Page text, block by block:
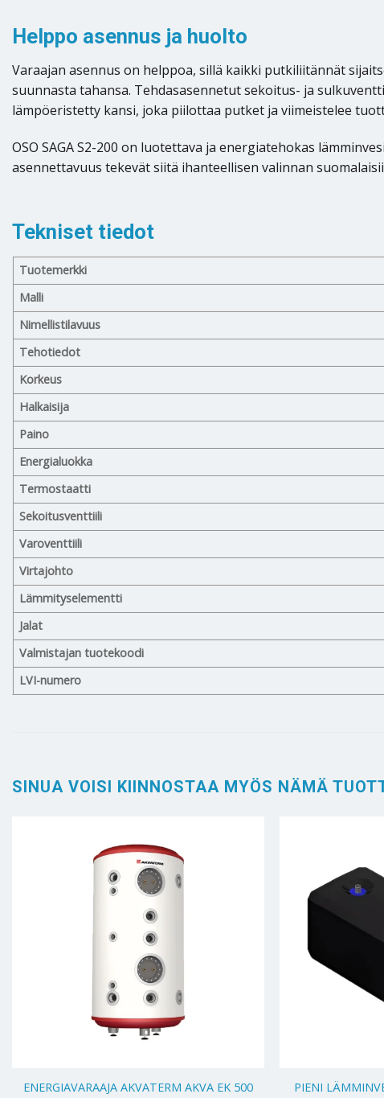
Helppo asennus ja huolto
Varaajan asennus on helppoa, sillä kaikki putkiliitännät
suunnasta tahansa. Tehdasasennetut sekoitus- ja
lämpöeristetty kansi, joka piilottaa putket ja viimeistelee
OSO SAGA S2-200 on luotettava ja energiatehokas
asennettavuus tekevät siitä ihanteellisen valinnan
Tekniset tiedot
Tuotemerkki
Malli
Nimellistilavuus
Tehotiedot
Korkeus
Halkaisija
Paino
Energialuokka
Termostaatti
Sekoitusventtiili
Varoventtiili
Virtajohto
Lämmityselementti
Jalat
Valmistajan tuotekoodi
LVI-numero
SINUA VOISI KIINNOSTAA MYÖS NÄMÄ
ENERGIAVARAAJA AKVATERM AKVA EK 500 PIENI